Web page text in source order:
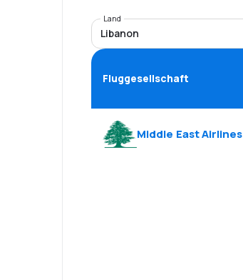
Land
Libanon
Fluggesellschaft
Middle East Airlines